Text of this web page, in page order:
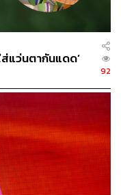
ธนาคารเพื่อการ
ว่า ผู้ถือบัตรประจำปี
นอีกด้านหนึ่งลูกค้า
จึงไม่แปลกที่
างรายได้ให้
ยปีสำหรับสวนสนุก
ดยผู้ถือบัตรรายปีที่มี
ขึ้นราคา 14% เป็น
แว่นตากันแดด’
92